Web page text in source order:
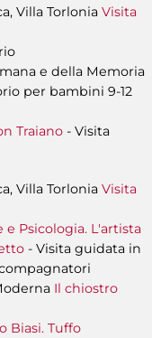
Villa Torlonia Visita
e della Memoria
per bambini 9-12
Traiano - Visita
Villa Torlonia Visita
e Psicologia. L'artista
- Visita guidata in
Il chiostro
Biasi. Tuffo